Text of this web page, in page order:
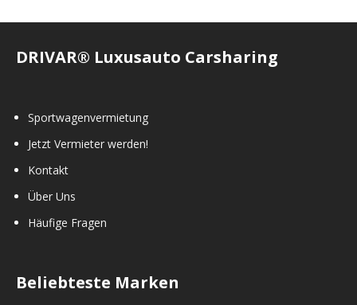
DRIVAR® Luxusauto Carsharing
Sportwagenvermietung
Jetzt Vermieter werden!
Kontakt
Über Uns
Häufige Fragen
Beliebteste Marken